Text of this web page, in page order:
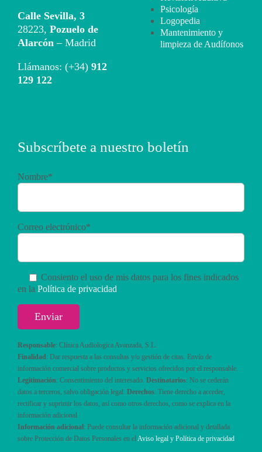
Calle Sevilla, 3
28223, Pozuelo de
Alarcón – Madrid
Llámanos: (+34) 912
129 122
Psicología
Logopedia
Mantenimiento y
limpieza de Audífonos
Subscríbete a nuestro boletín
Nombre*
Correo electrónico*
Consiento el uso de mis datos para los fines indicados
en la Política de privacidad
Responsable: Clínica Audiologica Avanzada, S.L.
Finalidad : Dar respuesta a las consultas y/o gestión de citas. Envío de
información comercial sobre productos y servicios ofrecidos por el responsable.
Legitimación: Consentimiento del interesado. Destinatarios: No se cederán
datos a terceros, salvo obligación legal. Derechos: Tiene derecho a acceder,
rectificar y suprimir los datos, así como otros derechos, como se explica en la
información adicional
Información adicional : Puede consultar la información adicional y detallada
sobre Protección de Datos Personales en elAviso legal y Política de privacidad